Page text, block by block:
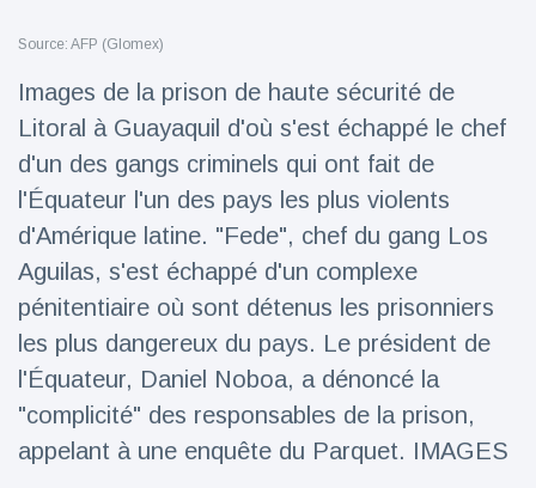
Voyage et aventure
Dernières nouvelles
2023 Citroën
ë-C3 Reveal
18 March
35
Le Roadster
dérivé de la
F8 Spider est
le dernier
One-Off de
Maranello
18 March
22
Points de vue
Lotus dévoile
Source: AFP (Glomex)
Images de la prison de haute sécurité de
Litoral à Guayaquil d'où s'est échappé le chef
d'un des gangs criminels qui ont fait de
l'Équateur l'un des pays les plus violents
d'Amérique latine. "Fede", chef du gang Los
Aguilas, s'est échappé d'un complexe
pénitentiaire où sont détenus les prisonniers
les plus dangereux du pays. Le président de
l'Équateur, Daniel Noboa, a dénoncé la
"complicité" des responsables de la prison,
appelant à une enquête du Parquet. IMAGES